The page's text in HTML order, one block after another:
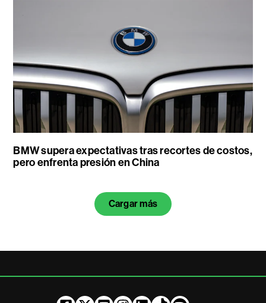
BMW supera expectativas tras recortes de costos,
pero enfrenta presión en China
Cargar más